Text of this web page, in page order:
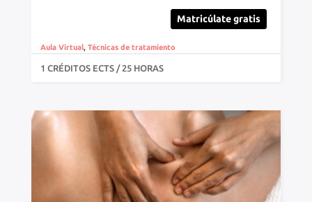
Matricúlate gratis
Aula Virtual, Técnicas de tratamiento
1 CRÉDITOS ECTS / 25 HORAS